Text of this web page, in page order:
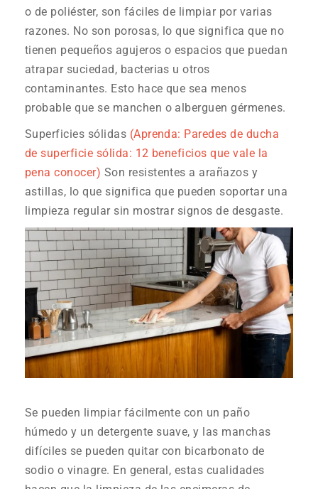
o de poliéster, son fáciles de limpiar por varias
razones. No son porosas, lo que significa que no
tienen pequeños agujeros o espacios que puedan
atrapar suciedad, bacterias u otros
contaminantes. Esto hace que sea menos
probable que se manchen o alberguen gérmenes.
Superficies sólidas (Aprenda: Paredes de ducha
de superficie sólida: 12 beneficios que vale la
pena conocer) Son resistentes a arañazos y
astillas, lo que significa que pueden soportar una
limpieza regular sin mostrar signos de desgaste.
Se pueden limpiar fácilmente con un paño
húmedo y un detergente suave, y las manchas
difíciles se pueden quitar con bicarbonato de
sodio o vinagre. En general, estas cualidades